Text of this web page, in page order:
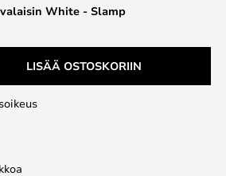
White - Slamp
LISÄÄ OSTOSKORIIN